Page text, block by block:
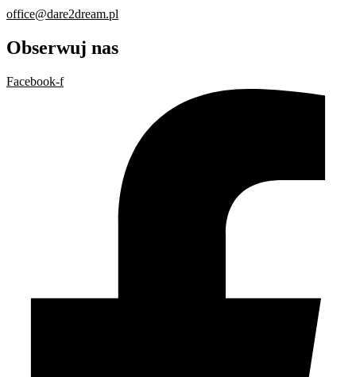
office@dare2dream.pl
Obserwuj nas
Facebook-f